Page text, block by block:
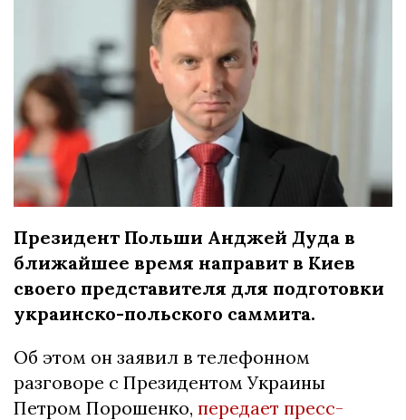
Президент Польши Анджей Дуда в
ближайшее время направит в Киев
своего представителя для подготовки
украинско-польского саммита.
Об этом он заявил в телефонном
разговоре с Президентом Украины
Петром Порошенко, передает пресс-